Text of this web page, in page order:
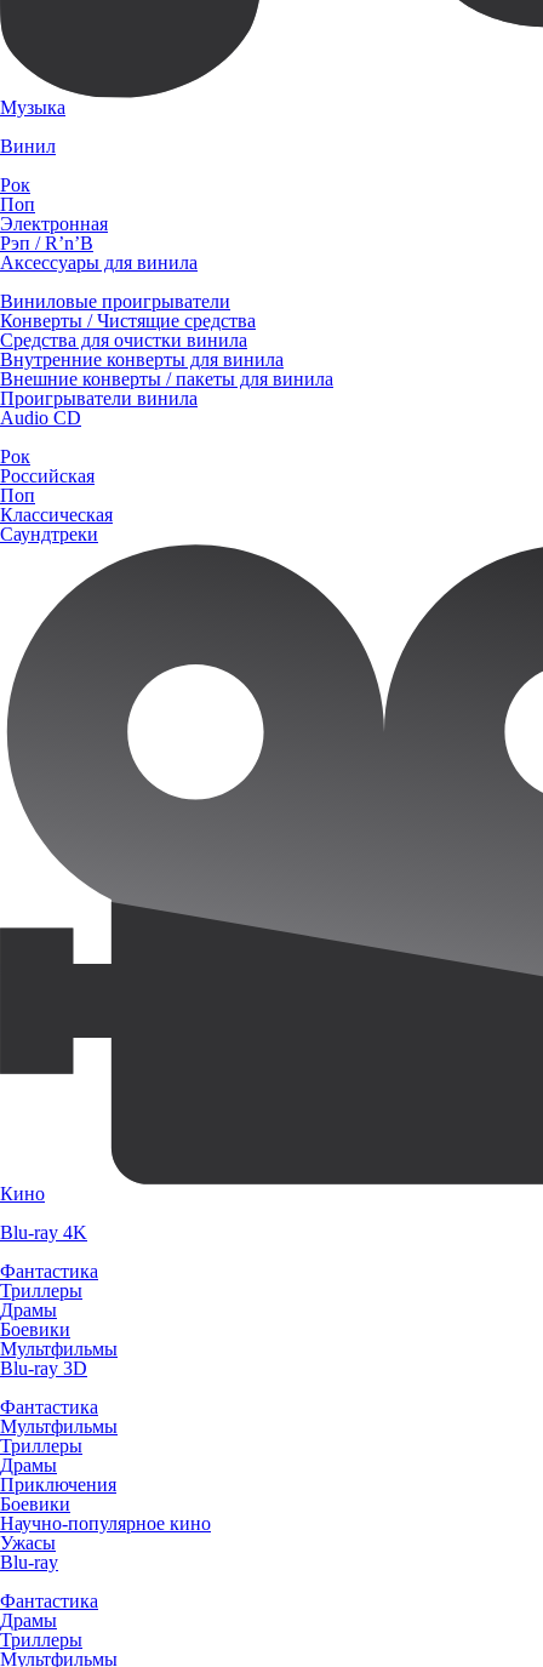
Музыка
Винил
Рок
Поп
Электронная
Рэп / R’n’B
Аксессуары для винила
Виниловые проигрыватели
Конверты / Чистящие средства
Средства для очистки винила
Внутренние конверты для винила
Внешние конверты / пакеты для винила
Проигрыватели винила
Audio CD
Рок
Российская
Поп
Классическая
Саундтреки
Кино
Blu-ray 4K
Фантастика
Триллеры
Драмы
Боевики
Мультфильмы
Blu-ray 3D
Фантастика
Мультфильмы
Триллеры
Драмы
Приключения
Боевики
Научно-популярное кино
Ужасы
Blu-ray
Фантастика
Драмы
Триллеры
Мультфильмы